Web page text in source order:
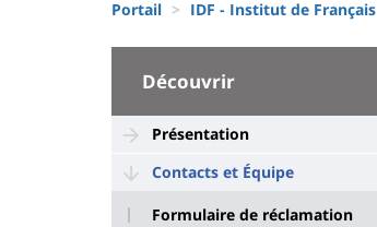
liste
des
composantes
d'Ariane
Portail IDF - Institut de Français
University
Sidebar
Découvrir
Présentation
Contacts et Équipe
Formulaire de réclamation